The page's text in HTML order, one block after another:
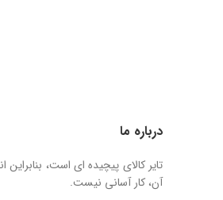
درباره ما
تایر کالای پیچیده ای است،
آن، کار آسانی نیست.